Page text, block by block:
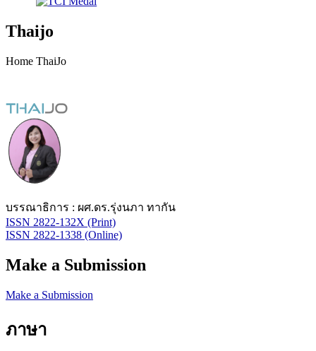
Thaijo
Home ThaiJo
บรรณาธิการ : ผศ.ดร.รุ่งนภา ทากัน
ISSN 2822-132X (Print)
ISSN 2822-1338 (Online)
Make a Submission
Make a Submission
ภาษา